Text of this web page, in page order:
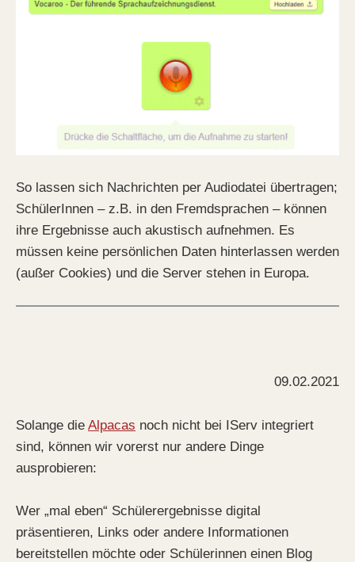
So lassen sich Nachrichten per Audiodatei übertragen;
SchülerInnen – z.B. in den Fremdsprachen – können
ihre Ergebnisse auch akustisch aufnehmen. Es
müssen keine persönlichen Daten hinterlassen werden
(außer Cookies) und die Server stehen in Europa.
09.02.2021
Solange die Alpacas noch nicht bei IServ integriert
sind, können wir vorerst nur andere Dinge
ausprobieren:
Wer „mal eben“ Schülerergebnisse digital
präsentieren, Links oder andere Informationen
bereitstellen möchte oder Schülerinnen einen Blog